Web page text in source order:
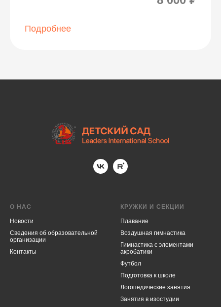
Подробнее
О НАС
Новости
Cведения об образовательной
организации
Контакты
КРУЖКИ И СЕКЦИИ
Плавание
Воздушная гимнастика
Гимнастика с элементами
акробатики
Футбол
Подготовка к школе
Логопедические занятия
Занятия в изостудии